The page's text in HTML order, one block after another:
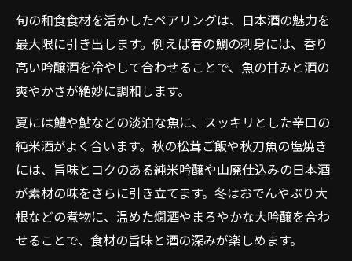
旬の和食食材を活かしたペアリングは、日本酒の魅力を
最大限に引き出します。例えば春の鯛の刺身には、香り
高い吟醸酒を冷やして合わせることで、魚の甘みと酒の
爽やかさが絶妙に調和します。
夏には鱧や鮎などの淡泊な魚に、スッキリとした辛口の
純米酒がよく合います。秋の松茸ご飯や秋刀魚の塩焼き
には、旨味とコクのある純米吟醸や山廃仕込みの日本酒
が素材の味をさらに引き立てます。冬はおでんやぶり大
根などの煮物に、温めた燗酒やまろやかな大吟醸を合わ
せることで、食材の旨味と酒の深みが楽しめます。